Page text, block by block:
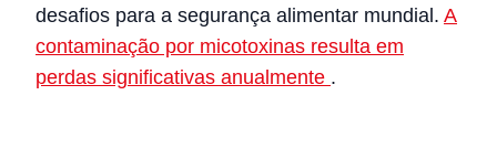
desafios para a segurança alimentar mundial. A
contaminação por micotoxinas resulta em
perdas significativas anualmente .